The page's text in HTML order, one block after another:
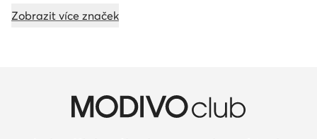
Zobrazit více značek